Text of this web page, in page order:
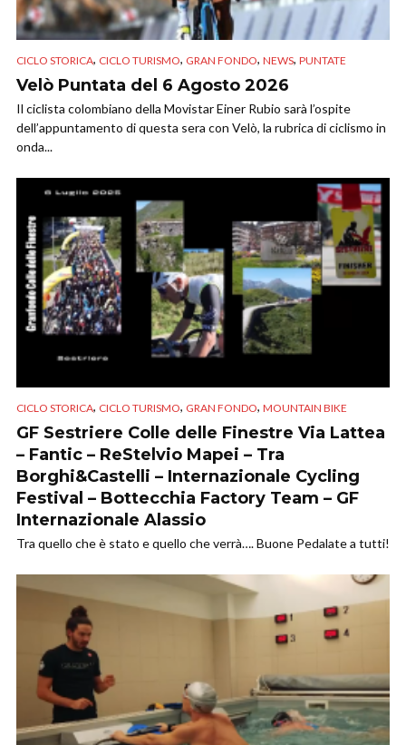
CICLO STORICA, CICLO TURISMO, GRAN FONDO, NEWS, PUNTATE
Velò Puntata del 6 Agosto 2026
Il ciclista colombiano della Movistar Einer Rubio sarà l’ospite
dell’appuntamento di questa sera con Velò, la rubrica di ciclismo in
onda...
CICLO STORICA, CICLO TURISMO, GRAN FONDO, MOUNTAIN BIKE
GF Sestriere Colle delle Finestre Via Lattea
– Fantic – ReStelvio Mapei – Tra
Borghi&Castelli – Internazionale Cycling
Festival – Bottecchia Factory Team – GF
Internazionale Alassio
Tra quello che è stato e quello che verrà…. Buone Pedalate a tutti!